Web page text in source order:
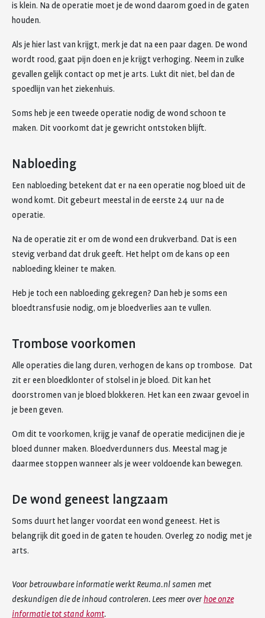
is klein. Na de operatie moet je de wond daarom goed in de gaten
houden.
Als je hier last van krijgt, merk je dat na een paar dagen. De wond
wordt rood, gaat pijn doen en je krijgt verhoging. Neem in zulke
gevallen gelijk contact op met je arts. Lukt dit niet, bel dan de
spoedlijn van het ziekenhuis.
Soms heb je een tweede operatie nodig de wond schoon te
maken. Dit voorkomt dat je gewricht ontstoken blijft.
Nabloeding
Een nabloeding betekent dat er na een operatie nog bloed uit de
wond komt. Dit gebeurt meestal in de eerste 24 uur na de
operatie.
Na de operatie zit er om de wond een drukverband. Dat is een
stevig verband dat druk geeft. Het helpt om de kans op een
nabloeding kleiner te maken.
Heb je toch een nabloeding gekregen? Dan heb je soms een
bloedtransfusie nodig, om je bloedverlies aan te vullen.
Trombose voorkomen
Alle operaties die lang duren, verhogen de kans op trombose. Dat
zit er een bloedklonter of stolsel in je bloed. Dit kan het
doorstromen van je bloed blokkeren. Het kan een zwaar gevoel in
je been geven.
Om dit te voorkomen, krijg je vanaf de operatie medicijnen die je
bloed dunner maken. Bloedverdunners dus. Meestal mag je
daarmee stoppen wanneer als je weer voldoende kan bewegen.
De wond geneest langzaam
Soms duurt het langer voordat een wond geneest. Het is
belangrijk dit goed in de gaten te houden. Overleg zo nodig met je
arts.
Voor betrouwbare informatie werkt Reuma.nl samen met
deskundigen die de inhoud controleren. Lees meer over hoe onze
informatie tot stand komt.